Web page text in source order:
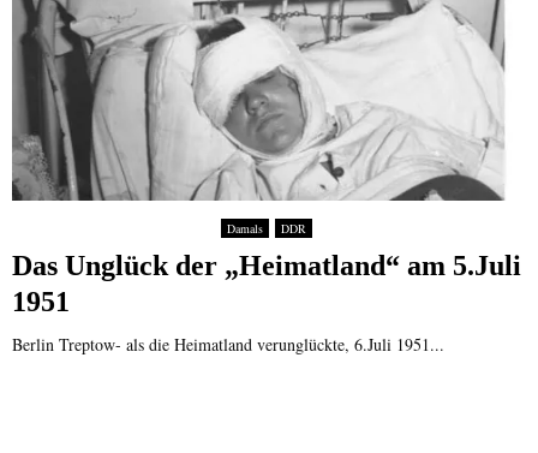
Damals DDR
Das Unglück der „Heimatland“ am 5.Juli
1951
Berlin Treptow- als die Heimatland verunglückte, 6.Juli 1951...